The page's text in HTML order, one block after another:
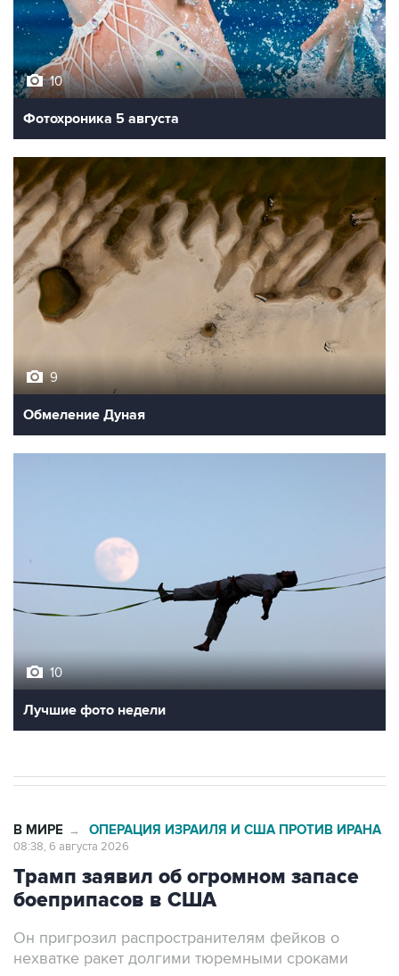
10
Фотохроника 5 августа
Обмеление Дуная
Лучшие фото недели
Трамп заявил об огромном запасе
боеприпасов в США
Он пригрозил распространителям фейков о
Москва. 6 августа. INTERFAX.RU - Президент